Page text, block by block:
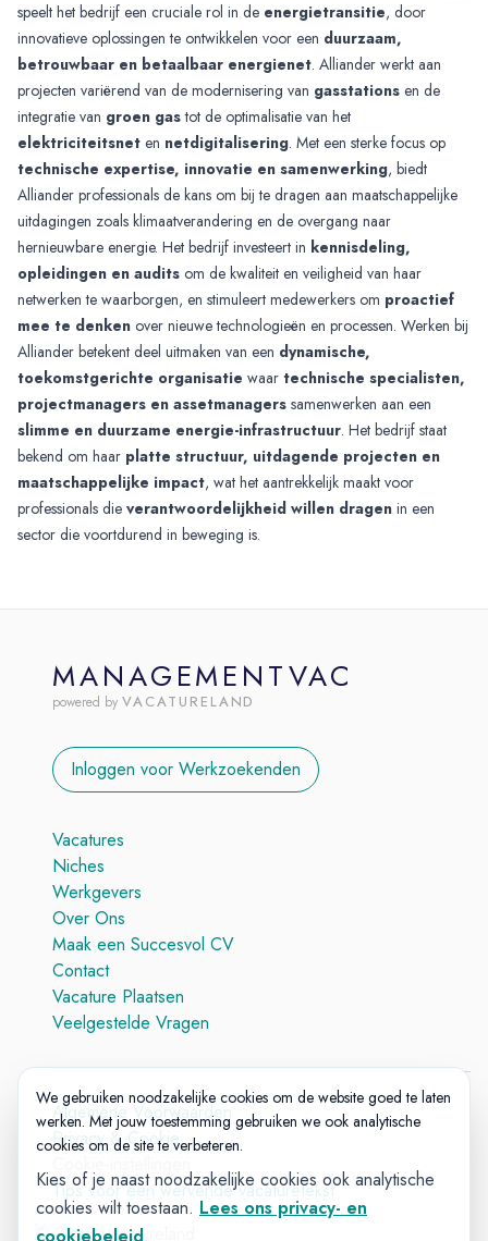
speelt het bedrijf een cruciale rol in de energietransitie, door
innovatieve oplossingen te ontwikkelen voor een duurzaam,
betrouwbaar en betaalbaar energienet. Alliander werkt aan
projecten variërend van de modernisering van gasstations en de
integratie van groen gastot de optimalisatie van het
elektriciteitsnet en netdigitalisering. Met een sterke focus op
technische expertise, innovatie en samenwerking, biedt
Alliander professionals de kans om bij te dragen aan maatschappelijke
uitdagingen zoals klimaatverandering en de overgang naar
hernieuwbare energie. Het bedrijf investeert in kennisdeling,
opleidingen en audits om de kwaliteit en veiligheid van haar
netwerken te waarborgen, en stimuleert medewerkers om proactief
mee te denken over nieuwe technologieën en processen. Werken bij
Alliander betekent deel uitmaken van een dynamische,
toekomstgerichte organisatie waar technische specialisten,
projectmanagers en assetmanagers samenwerken aan een
slimme en duurzame energie-infrastructuur. Het bedrijf staat
bekend om haar platte structuur, uitdagende projecten en
maatschappelijke impact, wat het aantrekkelijk maakt voor
professionals die verantwoordelijkheid willen dragen in een
sector die voortdurend in beweging is.
MANAGEMENTVAC
powered by VACATURELAND
Inloggen voor Werkzoekenden
Vacatures
Niches
Werkgevers
Over Ons
Maak een Succesvol CV
Contact
Vacature Plaatsen
Veelgestelde Vragen
© 2025 Vacatureland
Algemene Voorwaarden
Privacy & Cookie
Tips voor een wervende vacaturetekst
We gebruiken noodzakelijke cookies om de website goed te laten
werken. Met jouw toestemming gebruiken we ook analytische
cookies om de site te verbeteren.
Kies of je naast noodzakelijke cookies ook analytische
cookies wilt toestaan. Lees ons privacy- en